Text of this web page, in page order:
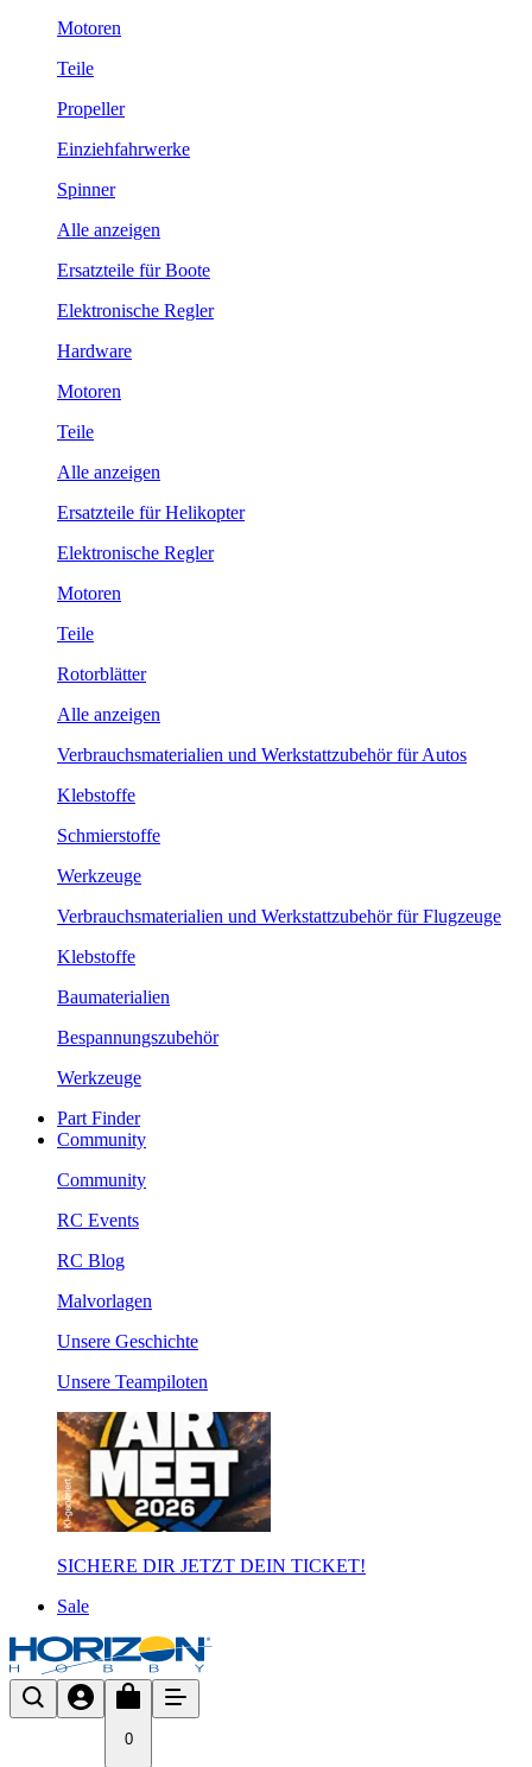
Motoren
Teile
Propeller
Einziehfahrwerke
Spinner
Alle anzeigen
Ersatzteile für Boote
Elektronische Regler
Hardware
Motoren
Teile
Alle anzeigen
Ersatzteile für Helikopter
Elektronische Regler
Motoren
Teile
Rotorblätter
Alle anzeigen
Verbrauchsmaterialien und Werkstattzubehör für Autos
Klebstoffe
Schmierstoffe
Werkzeuge
Verbrauchsmaterialien und Werkstattzubehör für Flugzeuge
Klebstoffe
Baumaterialien
Bespannungszubehör
Werkzeuge
Part Finder
Community
Community
RC Events
RC Blog
Malvorlagen
Unsere Geschichte
Unsere Teampiloten
SICHERE DIR JETZT DEIN TICKET!
Sale
0